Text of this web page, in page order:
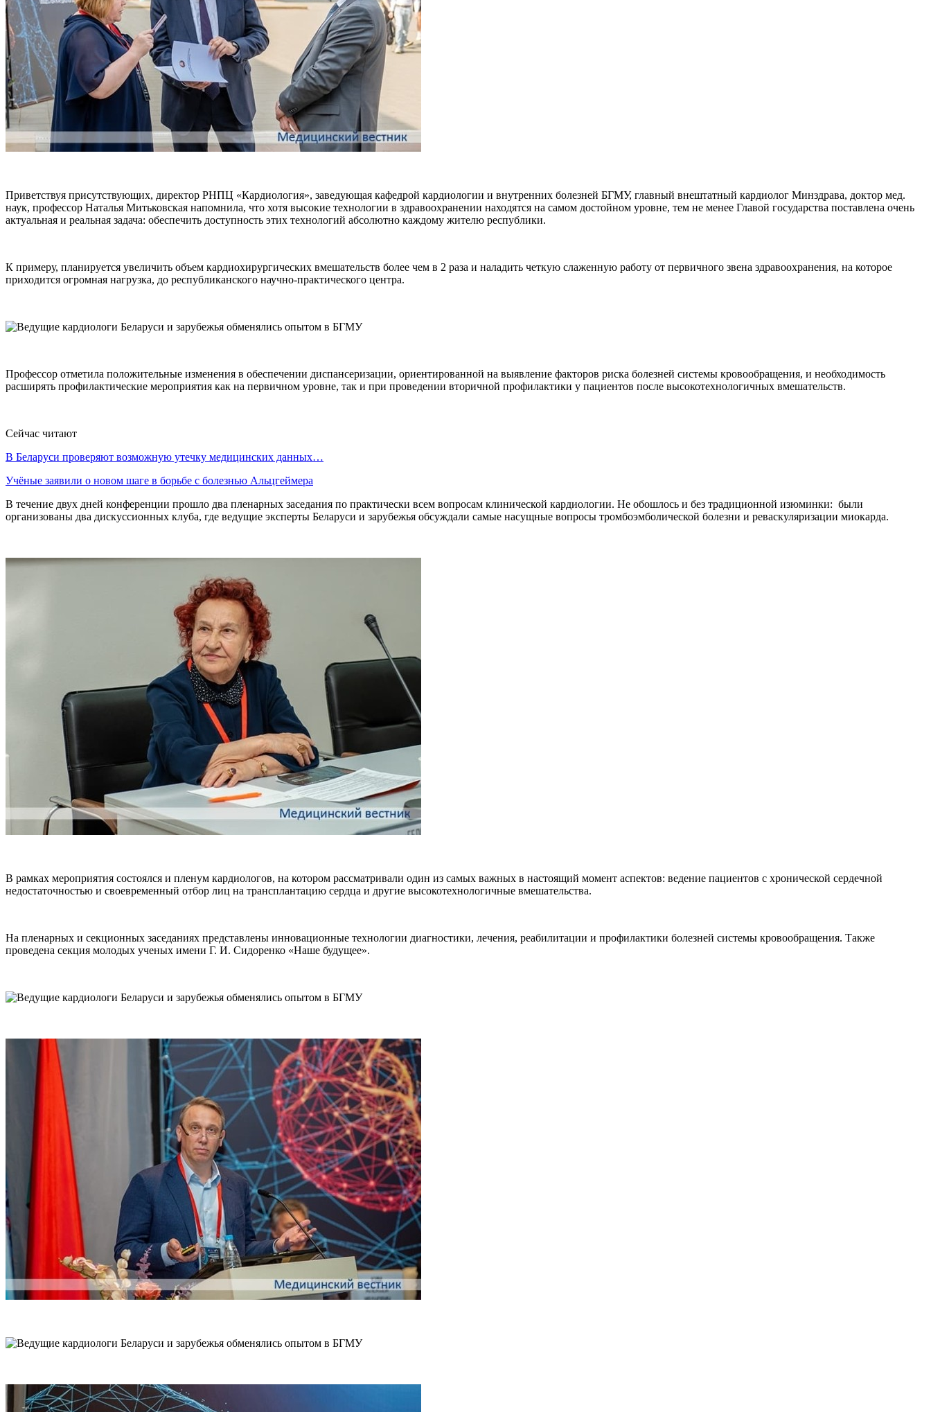
Приветствуя присутствующих, директор РНПЦ «Кардиология», заведующая кафедрой кардиологии и внутренних болезней БГМУ, главный внештатный кардиолог Минздрава, доктор мед.
наук, профессор Наталья Митьковская напомнила, что хотя высокие технологии в здравоохранении находятся на самом достойном уровне, тем не менее Главой государства поставлена очень
актуальная и реальная задача: обеспечить доступность этих технологий абсолютно каждому жителю республики.
К примеру, планируется увеличить объем кардиохирургических вмешательств более чем в 2 раза и наладить четкую слаженную работу от первичного звена здравоохранения, на которое
приходится огромная нагрузка, до республиканского научно-практического центра.
Профессор отметила положительные изменения в обеспечении диспансеризации, ориентированной на выявление факторов риска болезней системы кровообращения, и необходимость
расширять профилактические мероприятия как на первичном уровне, так и при проведении вторичной профилактики у пациентов после высокотехнологичных вмешательств.
Сейчас читают
В Беларуси проверяют возможную утечку медицинских данных…
Учёные заявили о новом шаге в борьбе с болезнью Альцгеймера
В течение двух дней конференции прошло два пленарных заседания по практически всем вопросам клинической кардиологии. Не обошлось и без традиционной изюминки: были
организованы два дискуссионных клуба, где ведущие эксперты Беларуси и зарубежья обсуждали самые насущные вопросы тромбоэмболической болезни и реваскуляризации миокарда.
В рамках мероприятия состоялся и пленум кардиологов, на котором рассматривали один из самых важных в настоящий момент аспектов: ведение пациентов с хронической сердечной
недостаточностью и своевременный отбор лиц на трансплантацию сердца и другие высокотехнологичные вмешательства.
На пленарных и секционных заседаниях представлены инновационные технологии диагностики, лечения, реабилитации и профилактики болезней системы кровообращения. Также
проведена секция молодых ученых имени Г. И. Сидоренко «Наше будущее».